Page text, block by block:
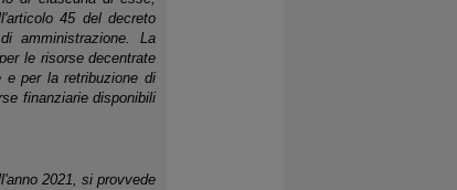
45 del decreto
amministrazione. La
le risorse decentrate
e per la retribuzione di
finanziarie disponibili
2021, si provvede